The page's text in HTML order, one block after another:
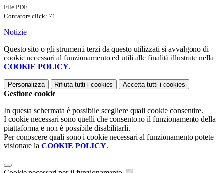
File PDF
Contatore click: 71
Notizie
Questo sito o gli strumenti terzi da questo utilizzati si avvalgono di
cookie necessari al funzionamento ed utili alle finalità illustrate nella
COOKIE POLICY.
Personalizza Rifiuta tutti i cookies Accetta tutti i cookies
Gestione cookie
In questa schermata è possibile scegliere quali cookie consentire.
I cookie necessari sono quelli che consentono il funzionamento della
piattaforma e non è possibile disabilitarli.
Per conoscere quali sono i cookie necessari al funzionamento potete
visionare la COOKIE POLICY.